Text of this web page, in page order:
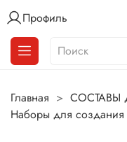
Профиль
Главная
СОСТАВЫ
Наборы для создания